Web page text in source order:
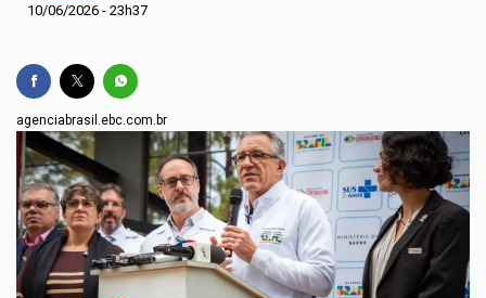
10/06/2026 - 23h37
agenciabrasil.ebc.com.br